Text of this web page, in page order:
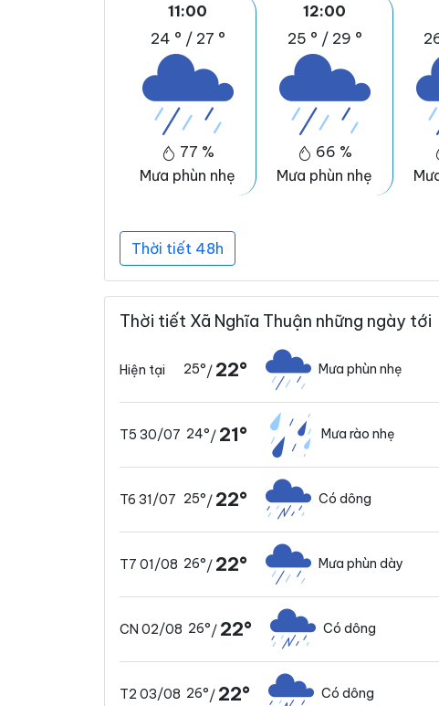
11:00
24 ° / 27 °
77 %
Mưa phùn nhẹ
12:00
25 ° / 29 °
66 %
Mưa phùn nhẹ
Thời tiết 48h
Thời tiết Xã Nghĩa Thuận những ngày tới
Hiện tại 25°/ 22° Mưa phùn nhẹ
T5 30/07 24°/ 21° Mưa rào nhẹ
T6 31/07 25°/ 22° Có dông
T7 01/08 26°/ 22° Mưa phùn dày
CN 02/08 26°/ 22° Có dông
T2 03/08 26°/ 22° Có dông